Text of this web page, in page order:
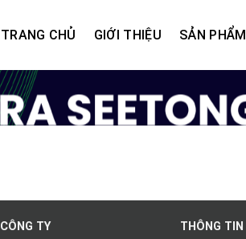
TRANG CHỦ GIỚI THIỆU SẢN PHẨM
CÔNG TY THÔNG TIN